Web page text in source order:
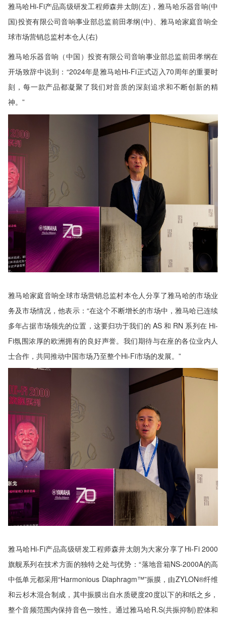
雅马哈Hi-Fi产品高级研发工程师森井太朗(左)，雅马哈乐器音响(中
国)投资有限公司音响事业部总监前田孝纲(中)、雅马哈家庭音响全
球市场营销总监村本仓人(右)
雅马哈乐器音响（中国）投资有限公司音响事业部总监前田孝纲在
开场致辞中说到：“2024年是雅马哈Hi-Fi正式迈入70周年的重要时
刻，每一款产品都凝聚了我们对音质的深刻追求和不断创新的精
神。”
雅马哈家庭音响全球市场营销总监村本仓人分享了雅马哈的市场业
务及市场情况，他表示：“在这个不断增长的市场中，雅马哈已连续
多年占据市场领先的位置，这要归功于我们的 AS 和 RN 系列在 Hi-
Fi氛围浓厚的欧洲拥有的良好声誉。我们期待与在座的各位业内人
士合作，共同推动中国市场乃至整个Hi-Fi市场的发展。”
雅马哈Hi-Fi产品高级研发工程师森井太朗为大家分享了Hi-Fi 2000
旗舰系列在技术方面的独特之处与优势：“落地音箱NS-2000A的高
中低单元都采用“Harmonious Diaphragm™”振膜，由ZYLON®纤维
和云杉木混合制成，其中振膜出自水质硬度20度以下的和纸之乡，
整个音频范围内保持音色一致性。通过雅马哈R.S(共振抑制)腔体和